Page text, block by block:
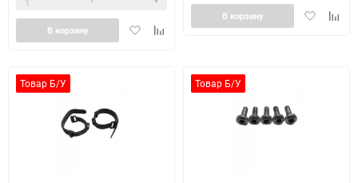
1
ДобавитьДобавить
В корзину
Добавить
В корзину
Товар Б/У Товар Б/У